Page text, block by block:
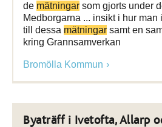
de mätningar som gjorts under
Medborgarna ... insikt i hur man
till dessa mätningar samt en
kring Grannsamverkan
Bromölla Kommun
Byaträff i Ivetofta, Allarp